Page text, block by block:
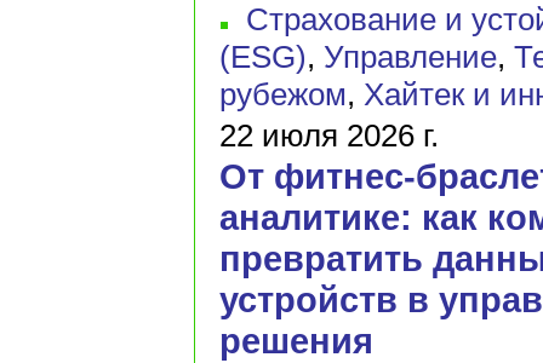
Страхование и
(ESG), Управление,
рубежом, Хайтек и
22 июля 2026 г.
От фитнес-
аналитике: как
превратить
устройств в
решения